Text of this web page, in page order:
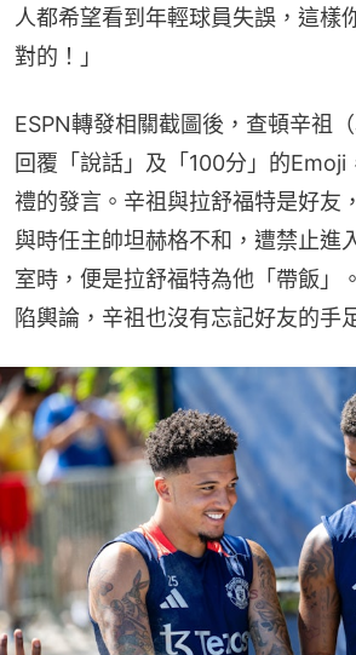
人都希望看到年輕球員失誤，這樣
對的！」
ESPN轉發相關截圖後，查頓辛祖
回覆「說話」及「100分」的Emoji
禮的發言。辛祖與拉舒福特是好友
與時任主帥坦赫格不和，遭禁止進
室時，便是拉舒福特為他「帶飯」
陷輿論，辛祖也沒有忘記好友的手